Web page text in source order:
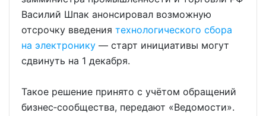
Василий Шпак анонсировал возможную
отсрочку введения технологического сбора
на электронику — старт инициативы могут
сдвинуть на 1 декабря.
Такое решение принято с учётом обращений
бизнес‑сообщества, передают «Ведомости».